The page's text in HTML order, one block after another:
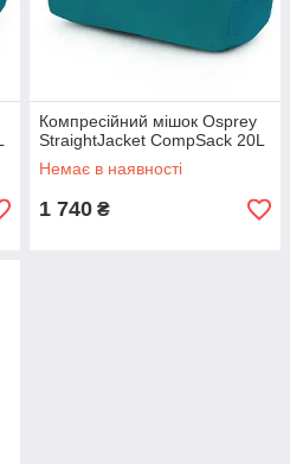
Компресійний мішок Osprey
StraightJacket CompSack 20L
Немає в наявності
1 740 ₴